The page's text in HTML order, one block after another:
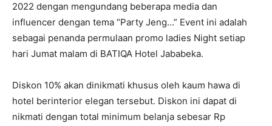
2022 dengan mengundang beberapa media dan
influencer dengan tema “Party Jeng…” Event ini adalah
sebagai penanda permulaan promo ladies Night setiap
hari Jumat malam di BATIQA Hotel Jababeka.
Diskon 10% akan dinikmati khusus oleh kaum hawa di
hotel berinterior elegan tersebut. Diskon ini dapat di
nikmati dengan total minimum belanja sebesar Rp